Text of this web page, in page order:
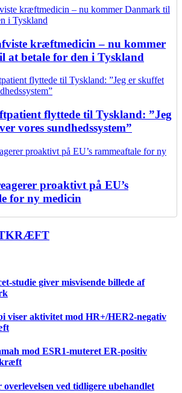
kræftmedicin – nu kommer
at betale for den i Tyskland
flyttede til Tyskland: ”Jeg
vores sundhedssystem”
proaktivt på EU’s
for ny medicin
studie giver misvisende billede af
viser aktivitet mod HR+/HER2-negativ
mod ESR1-muteret ER-positiv
ved tidligere ubehandlet